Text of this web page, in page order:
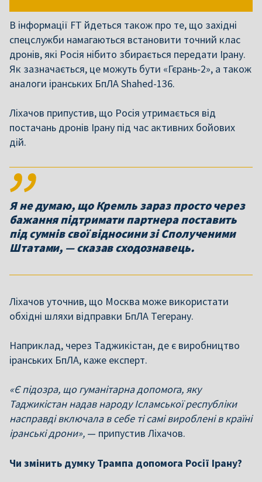
В інформації FT йдеться також про те, що західні
спецслужби намагаються встановити точний клас
дронів, які Росія нібито збирається передати Ірану.
Як зазначається, це можуть бути «Гєрань-2», а також
аналоги іранських БпЛА Shahed-136.
Ліхачов припустив, що Росія утримається від
постачань дронів Ірану під час активних бойових
дій.
Я не думаю, що Кремль зараз просто через
бажання підтримати партнера поставить
під сумнів свої відносини зі Сполученими
Штатами, — сказав сходознавець.
Ліхачов уточнив, що Москва може використати
обхідні шляхи відправки БпЛА Тегерану.
Наприклад, через Таджикістан, де є виробництво
іранських БпЛА, каже експерт.
«Є підозра, що гуманітарна допомога, яку
Таджикістан надав народу Ісламської республіки
насправді включала в себе ті самі вироблені в країні
іранські дрони», — припустив Ліхачов.
Чи змінить думку Трампа допомога Росії Ірану?